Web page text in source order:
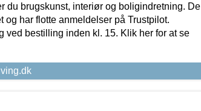
du brugskunst, interiør og boligindretning. De
og har flotte anmeldelser på Trustpilot.
ved bestilling inden kl. 15. Klik her for at se